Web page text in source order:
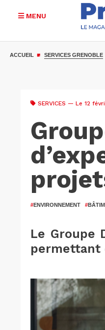
MENU
ACCUEIL SERVICES GRENOBLE
SERVICES — Le 12
#ENVIRONNEMENT #
Le Groupe
permettant